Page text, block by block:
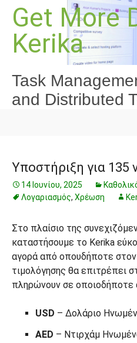
Μετάβαση
περιεχόμενο
Get More
Kerika
Task
and Distributed
Υποστήριξη για 135
14 Ιουνίου, 2025
Λογαριασμός, Χρέωση
Στο πλαίσιο της
καταστήσουμε το Kerika
αγορά από οπουδήποτε
τιμολόγησης θα επιτρέπει
πληρώνουν σε οποιοδήποτε
USD – Δολάριο
AED – Ντιρχάμ